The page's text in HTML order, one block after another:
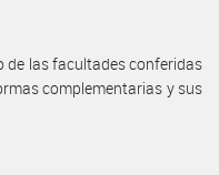
de las facultades conferidas
complementarias y sus